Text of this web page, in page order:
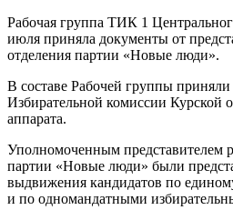
Рабочая группа ТИК 1
июля приняла документы от
отделения партии «Новые люди».
В составе Рабочей группы
Избирательной комиссии Курской
аппарата.
Уполномоченным представителем
партии «Новые люди» были
выдвижения кандидатов по
и по одномандатными